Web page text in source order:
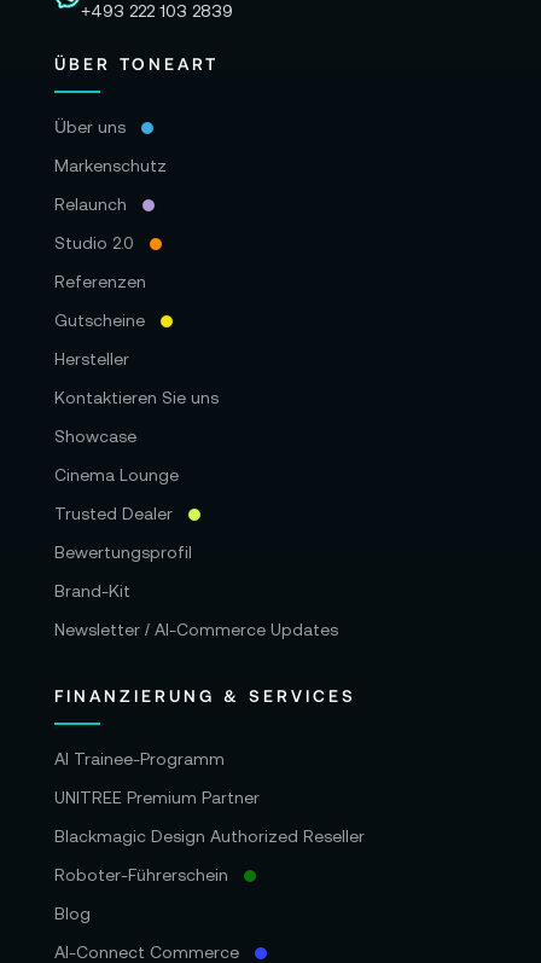
+493 222 103 2839
ÜBER TONEART
Über uns
Markenschutz
Relaunch
Studio 2.0
Referenzen
Gutscheine
Hersteller
Kontaktieren Sie uns
Showcase
Cinema Lounge
Trusted Dealer
Bewertungsprofil
Brand-Kit
Newsletter / AI-Commerce Updates
FINANZIERUNG & SERVICES
AI Trainee-Programm
UNITREE Premium Partner
Blackmagic Design Authorized Reseller
Roboter-Führerschein
Blog
AI-Connect Commerce